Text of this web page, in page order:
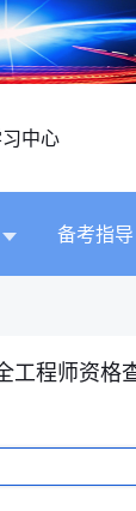
中心
备考指导
工程师资格